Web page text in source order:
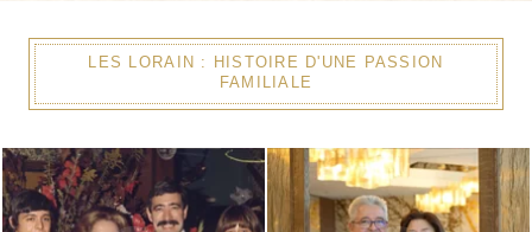
LES LORAIN : HISTOIRE D'UNE PASSION
FAMILIALE